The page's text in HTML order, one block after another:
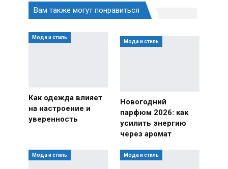
Вам также могут понравиться
Мода и стиль
Как одежда влияет
на настроение и
уверенность
Мода и стиль
Новогодний
парфюм 2026: как
усилить энергию
через аромат
Мода и стиль Мода и стиль